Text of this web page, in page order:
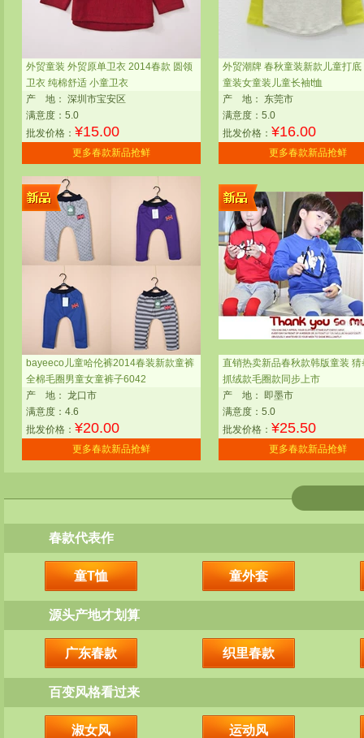
外贸童装 外贸原单卫衣 2014春款 圆领
卫衣 纯棉舒适 小童卫衣
产
地： 深圳市宝安区
满意度：5.0
批发价格： ¥15.00
更多春款新品抢鲜
外贸潮牌 春秋童装新款儿童打底
童装女童装儿童长袖t恤
产
地：
东莞市
满意度：5.0
批发价格： ¥16.00
更多春款新品抢鲜
bayeeco儿童哈伦裤2014春装新款童裤
全棉毛圈男童女童裤子6042
产
地： 龙口市
满意度：4.6
批发价格： ¥20.00
更多春款新品抢鲜
直销热卖新品春秋款韩版童装 猜
抓绒款毛圈款同步上市
产
地：
即墨市
满意度：5.0
批发价格： ¥25.50
更多春款新品抢鲜
春款代表作
童T恤 童外套
源头产地才划算
广东春款 织里春款
百变风格看过来
淑女风 运动风